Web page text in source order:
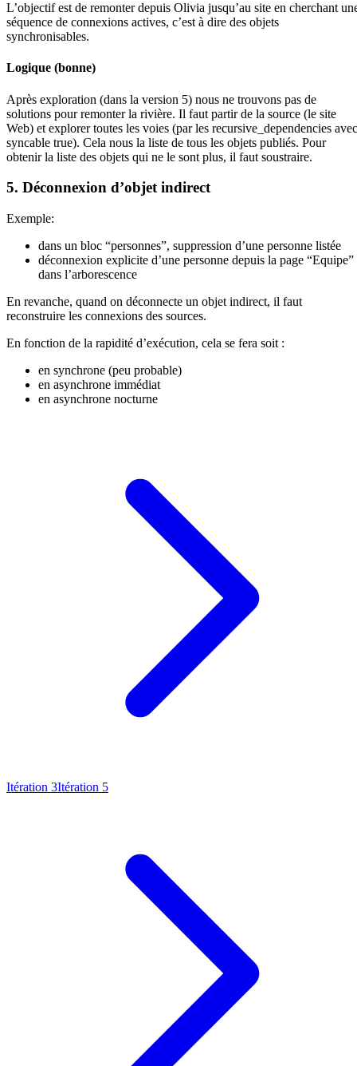
L’objectif est de remonter depuis Olivia jusqu’au site en cherchant
séquence de connexions actives, c’est à dire des objets
synchronisables.
Logique (bonne)
Après exploration (dans la version 5) nous ne trouvons pas de
solutions pour remonter la rivière. Il faut partir de la source (le site
Web) et explorer toutes les voies (par les recursive_dependencies avec
syncable true). Cela nous la liste de tous les objets publiés. Pour
obtenir la liste des objets qui ne le sont plus, il faut soustraire.
5. Déconnexion d’objet indirect
Exemple:
dans un bloc “personnes”, suppression d’une personne listée
déconnexion explicite d’une personne depuis la page “Equipe”
dans l’arborescence
En revanche, quand on déconnecte un objet indirect, il faut
reconstruire les connexions des sources.
En fonction de la rapidité d’exécution, cela se fera soit :
en synchrone (peu probable)
en asynchrone immédiat
en asynchrone nocturne
Itération 3Itération 5